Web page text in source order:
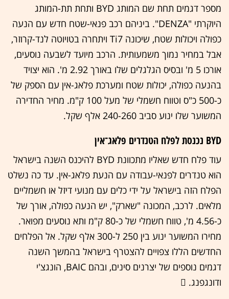
מספר דגמים תחת שם המותג BYD ותחת תת-המותג
היוקרתי "DENZA". ביניהם רכב פנאי-שטח חדש עם הנעה
כפולה ויכולות שטח, שיכונה Ti7 ויתחרה בטויוטה לנד-קרוזר,
אבל במחיר נמוך משמעותית. הרכב מיועד לשבעה נוסעים,
אורכו 5 מ' ובסיס הגלגלים שלו באורך 2.92 מ'. הוא יצויד
בהנעה כפולה, יכולות שטח ומערכת פלאג-אין עם הספק של
כ-500 כ"ס וטווח חשמלי של מעל 100 ק"מ. מחיר החדירה
המשוער שלו ינוע סביב 240-260 אלף שקל.
BYD נכנסת לפלח הטנדרים פלאג־אין
עוד פלח חדש שאליו מתכוונת BYD להיכנס השנה בישראל
הוא טנדרים לפנאי-עבודה עם הנעת פלאג-אין. עד כה נשלט
הפלח הזה בישראל על ידי כלים עם מנועי דיזל או חשמליים
מלאים. לרכב, המכונה "שארק", יש הנעה כפולה, אורך של
כ-4.56 מ', טווח חשמלי של כ-80 ק"מ ותא נוסעים מפואר.
מחירו המשוער ינוע בין 250 ל-300 אלף שקל. אל הפלחים
החדשים הללו צפויים להצטרף בישראל בהמשך השנה
דגמים נוספים של יצרנים סינים, ובהם BAIC, הונגצ'י
ודונגפנג. 